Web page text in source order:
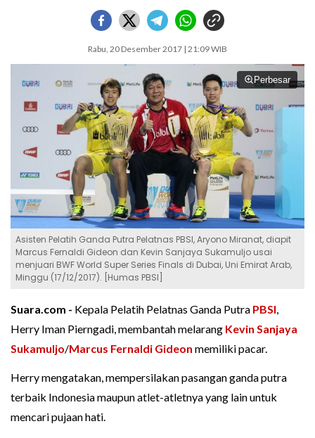
Rabu, 20 Desember 2017 | 21:09 WIB
Perbesar
Asisten Pelatih Ganda Putra Pelatnas PBSI, Aryono Miranat, diapit
Marcus Fernaldi Gideon dan Kevin Sanjaya Sukamuljo usai
menjuari BWF World Super Series Finals di Dubai, Uni Emirat Arab,
Minggu (17/12/2017). [Humas PBSI]
Suara.com - Kepala Pelatih Pelatnas Ganda Putra PBSI,
Herry Iman Pierngadi, membantah melarang Kevin Sanjaya
Sukamuljo/Marcus Fernaldi Gideon memiliki pacar.
Herry mengatakan, mempersilakan pasangan ganda putra
terbaik Indonesia maupun atlet-atletnya yang lain untuk
mencari pujaan hati.